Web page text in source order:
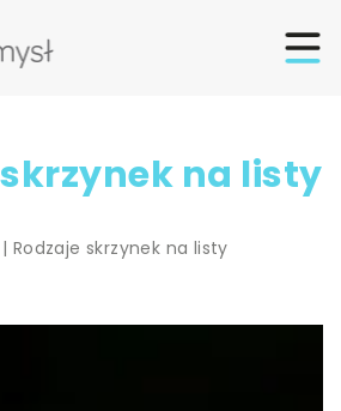
na listy
| Rodzaje skrzynek na listy